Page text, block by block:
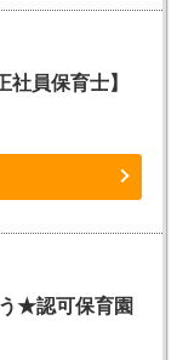
社員保育士】
★認可保育園